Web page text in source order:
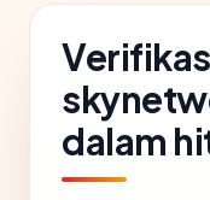
dalam